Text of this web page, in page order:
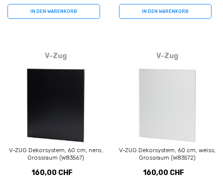
IN DEN WARENKORB IN DEN WARENKORB
V-Zug
V-ZUG Dekorsystem, 60 cm, nero,
Grossraum (W83567)
160,00 CHF
V-Zug
V-ZUG Dekorsystem, 60 cm, weiss,
Grossraum (W83572)
160,00 CHF